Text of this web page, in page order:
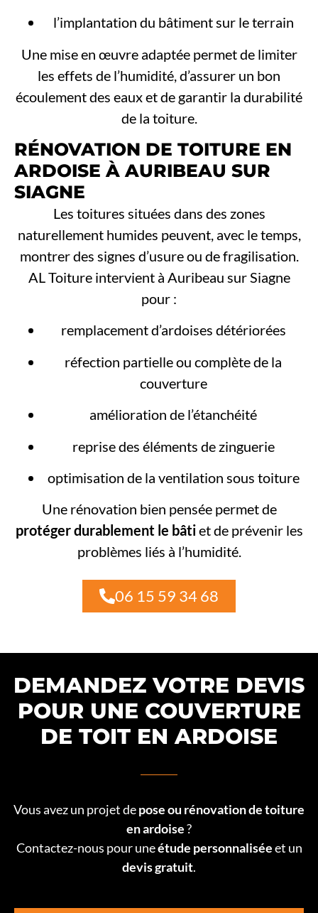
l’implantation du bâtiment sur le terrain
Une mise en œuvre adaptée permet de limiter
les effets de l’humidité, d’assurer un bon
écoulement des eaux et de garantir la durabilité
de la toiture.
RÉNOVATION DE TOITURE EN
ARDOISE À AURIBEAU SUR
SIAGNE
Les toitures situées dans des zones
naturellement humides peuvent, avec le temps,
montrer des signes d’usure ou de fragilisation.
AL Toiture intervient à Auribeau sur Siagne
pour :
remplacement d’ardoises détériorées
réfection partielle ou complète de la
couverture
amélioration de l’étanchéité
reprise des éléments de zinguerie
optimisation de la ventilation sous toiture
Une rénovation bien pensée permet de
protéger durablement le bâtiet de prévenir les
problèmes liés à l’humidité.
06 15 59 34 68
DEMANDEZ VOTRE DEVIS
POUR UNE COUVERTURE
DE TOIT EN ARDOISE
Vous avez un projet depose ou rénovation de toiture
en ardoise?
Contactez-nous pour uneétude personnaliséeet un
devis gratuit.